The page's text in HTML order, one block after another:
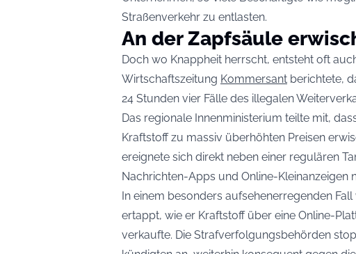
Straßenverkehr zu entlasten.
An der Zapfsäule
Doch wo Knappheit herrscht, entsteht oft
Wirtschaftszeitung Kommersant berichtete,
24 Stunden vier Fälle des illegalen
Das regionale Innenministerium teilte mit,
Kraftstoff zu massiv überhöhten Preisen
ereignete sich direkt neben einer regulären
Nachrichten-Apps und Online-Kleinanzeigen
In einem besonders aufsehenerregenden
ertappt, wie er Kraftstoff über eine Online-
verkaufte. Die Strafverfolgungsbehörden